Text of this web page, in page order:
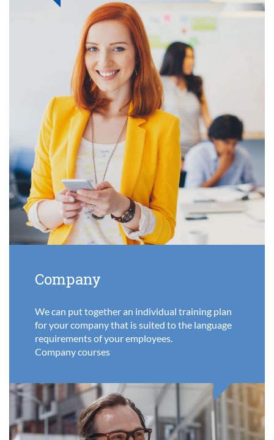
Company
We can put together an individual training plan
for your company that is suited to the language
requirements of your employees.
Company courses